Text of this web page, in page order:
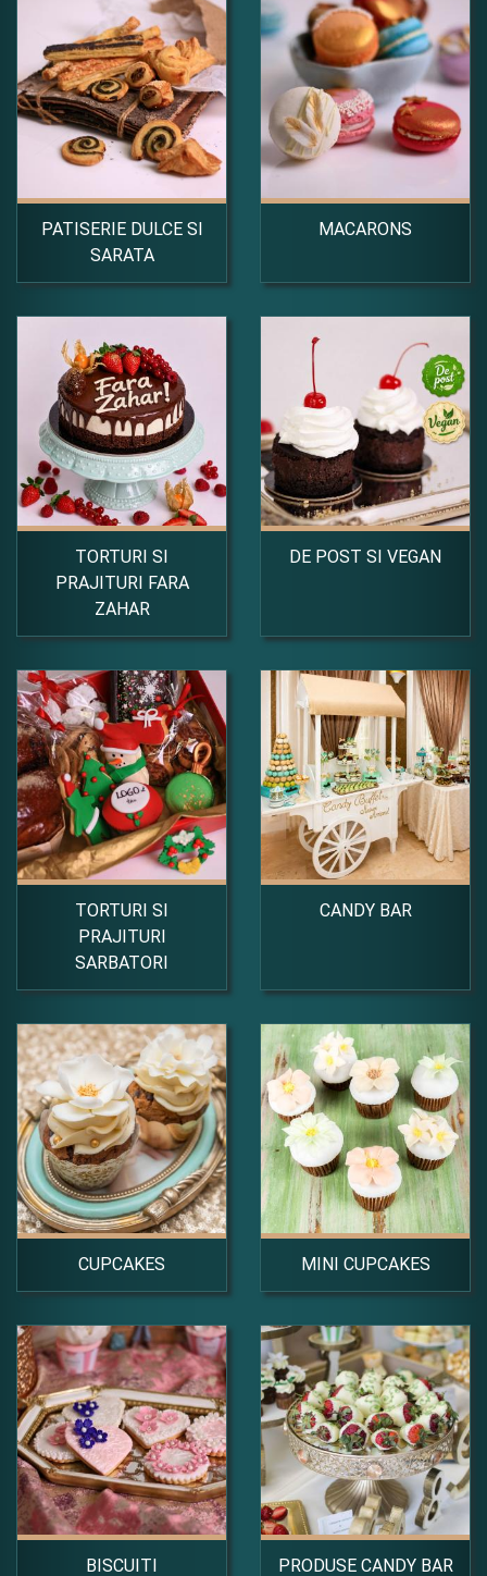
PATISERIE DULCE SI
SARATA
MACARONS
TORTURI SI
PRAJITURI FARA
ZAHAR
DE POST SI VEGAN
TORTURI SI
PRAJITURI
SARBATORI
CANDY BAR
CUPCAKES MINI CUPCAKES
BISCUITI
PRODUSE CANDY BAR